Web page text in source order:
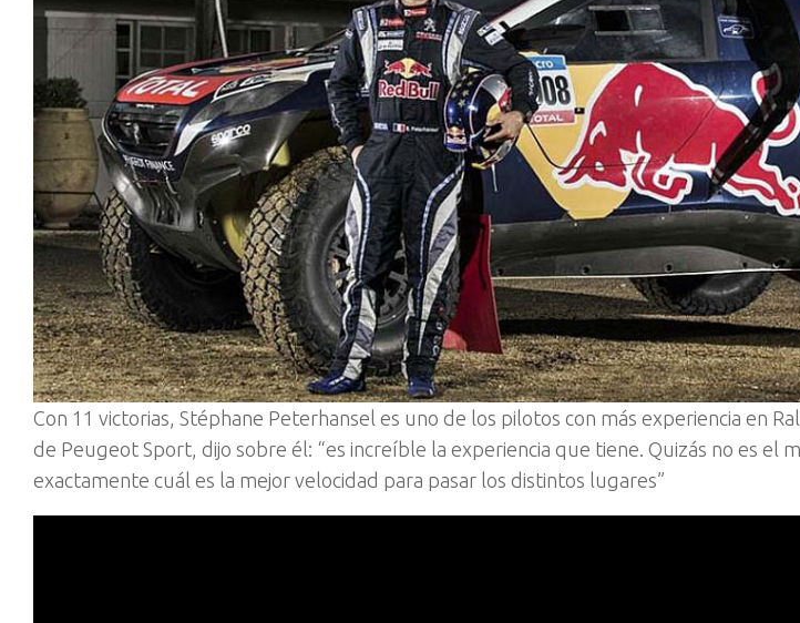
Con 11 victorias, Stéphane Peterhansel es uno de los pilotos con más experiencia en
de Peugeot Sport, dijo sobre él: “es increíble la experiencia que tiene. Quizás no es el
exactamente cuál es la mejor velocidad para pasar los distintos lugares”